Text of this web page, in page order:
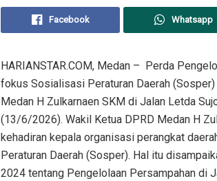
Facebook Whatsapp
HARIANSTAR.COM, Medan – Perda
fokus Sosialisasi Peraturan Daerah
Medan H Zulkarnaen SKM di Jalan Letda
(13/6/2026). Wakil Ketua DPRD Medan H
kehadiran kepala organisasi perangkat
Peraturan Daerah (Sosper). Hal itu
2024 tentang Pengelolaan Persampahan di